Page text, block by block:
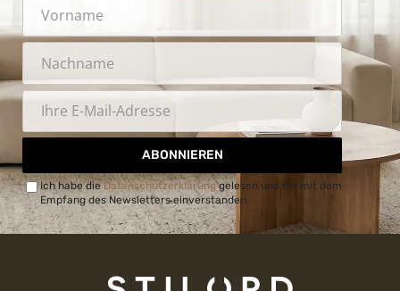
ABONNIEREN
Ich habe dieDatenschutzerklärunggelesen und bin mit dem
Empfang des Newsletters einverstanden.